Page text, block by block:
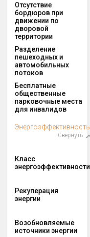
Отсутствие
бордюров при
движении по
дворовой
территории
Разделение
пешеходных и
автомобильных
потоков
Бесплатные
общественные
парковочные места
для инвалидов
Энергоэффективность
Свернуть
Класс
энергоэффективности
Рекуперация
энергии
Возобновляемые
источники энергии